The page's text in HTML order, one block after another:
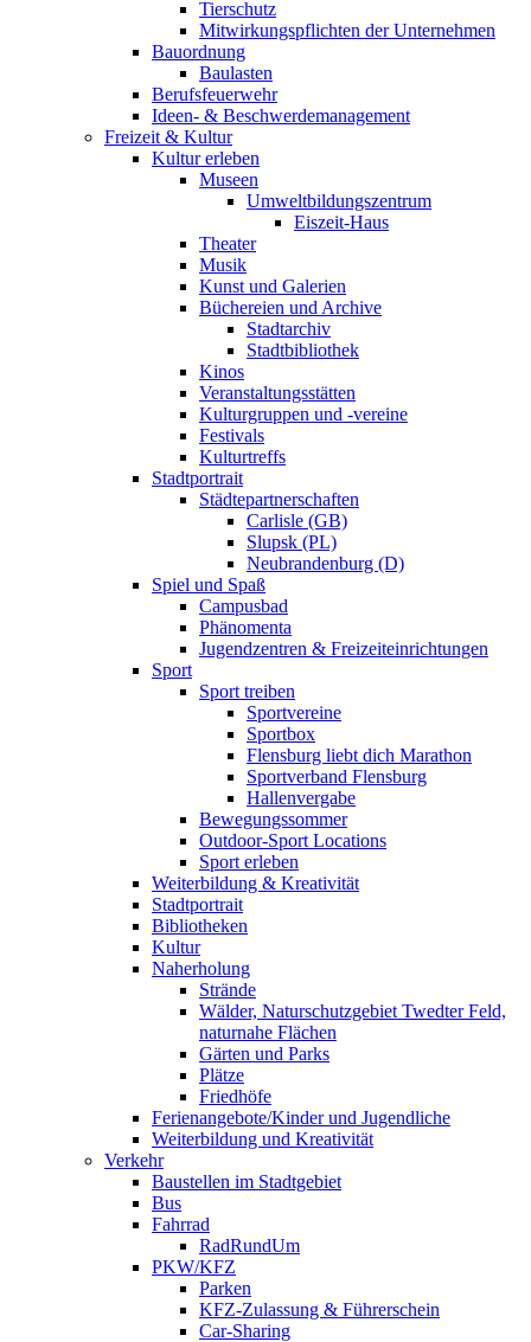
Tierschutz
Mitwirkungspflichten der Unternehmen
Bauordnung
Baulasten
Berufsfeuerwehr
Ideen- & Beschwerdemanagement
Freizeit & Kultur
Kultur erleben
Museen
Umweltbildungszentrum
Eiszeit-Haus
Theater
Musik
Kunst und Galerien
Büchereien und Archive
Stadtarchiv
Stadtbibliothek
Kinos
Veranstaltungsstätten
Kulturgruppen und -vereine
Festivals
Kulturtreffs
Stadtportrait
Städtepartnerschaften
Carlisle (GB)
Slupsk (PL)
Neubrandenburg (D)
Spiel und Spaß
Campusbad
Phänomenta
Jugendzentren & Freizeiteinrichtungen
Sport
Sport treiben
Sportvereine
Sportbox
Flensburg liebt dich Marathon
Sportverband Flensburg
Hallenvergabe
Bewegungssommer
Outdoor-Sport Locations
Sport erleben
Weiterbildung & Kreativität
Stadtportrait
Bibliotheken
Kultur
Naherholung
Strände
Wälder, Naturschutzgebiet Twedter Feld,
naturnahe Flächen
Gärten und Parks
Plätze
Friedhöfe
Ferienangebote/Kinder und Jugendliche
Weiterbildung und Kreativität
Verkehr
Baustellen im Stadtgebiet
Bus
Fahrrad
RadRundUm
PKW/KFZ
Parken
KFZ-Zulassung & Führerschein
Car-Sharing